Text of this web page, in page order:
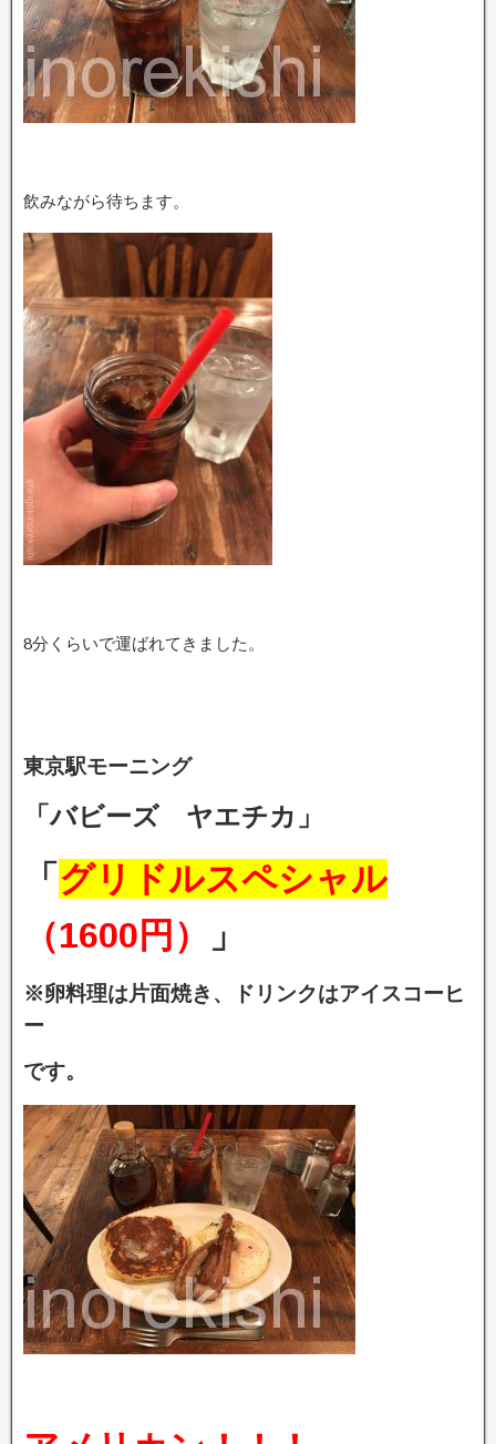
飲みながら待ちます。
8分くらいで運ばれてきました。
東京駅モーニング
「バビーズ ヤエチカ」
「 グリドルスペシャル
（1600円）
」
※卵料理は片面焼き、ドリンクはアイスコーヒ
ー
です。